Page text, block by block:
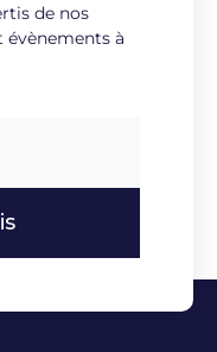
de nos
à